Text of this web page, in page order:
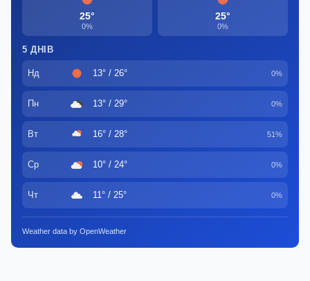
25°
0%
25°
0%
5 ДНІВ
Нд 13° / 26° 0%
Пн 13° / 29° 0%
Вт 16° / 28° 51%
Ср 10° / 24° 0%
Чт 11° / 25° 0%
Weather data by OpenWeather